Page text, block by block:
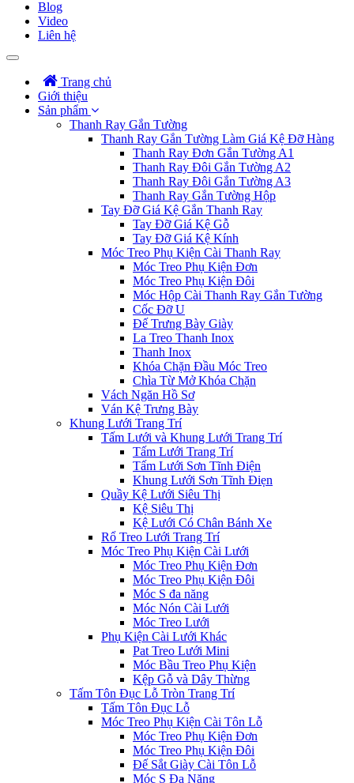
Blog
Video
Liên hệ
Trang chủ
Giới thiệu
Sản phẩm
Thanh Ray Gắn Tường
Thanh Ray Gắn Tường Làm Giá Kệ Đỡ Hàng
Thanh Ray Đơn Gắn Tường A1
Thanh Ray Đôi Gắn Tường A2
Thanh Ray Đôi Gắn Tường A3
Thanh Ray Gắn Tường Hộp
Tay Đỡ Giá Kệ Gắn Thanh Ray
Tay Đỡ Giá Kệ Gỗ
Tay Đỡ Giá Kệ Kính
Móc Treo Phụ Kiện Cài Thanh Ray
Móc Treo Phụ Kiện Đơn
Móc Treo Phụ Kiện Đôi
Móc Hộp Cài Thanh Ray Gắn Tường
Cốc Đỡ U
Đế Trưng Bày Giày
La Treo Thanh Inox
Thanh Inox
Khóa Chặn Đầu Móc Treo
Chìa Từ Mở Khóa Chặn
Vách Ngăn Hồ Sơ
Ván Kệ Trưng Bày
Khung Lưới Trang Trí
Tấm Lưới và Khung Lưới Trang Trí
Tấm Lưới Trang Trí
Tấm Lưới Sơn Tĩnh Điện
Khung Lưới Sơn Tĩnh Điẹn
Quầy Kệ Lưới Siêu Thị
Kệ Siêu Thị
Kệ Lưới Có Chân Bánh Xe
Rổ Treo Lưới Trang Trí
Móc Treo Phụ Kiện Cài Lưới
Móc Treo Phụ Kiện Đơn
Móc Treo Phụ Kiện Đôi
Móc S đa năng
Móc Nón Cài Lưới
Móc Treo Lưới
Phụ Kiện Cài Lưới Khác
Pat Treo Lưới Mini
Móc Bầu Treo Phụ Kiện
Kệp Gỗ và Dây Thừng
Tấm Tôn Đục Lỗ Tròn Trang Trí
Tấm Tôn Đục Lỗ
Móc Treo Phụ Kiện Cài Tôn Lỗ
Móc Treo Phụ Kiện Đơn
Móc Treo Phụ Kiện Đôi
Đế Sắt Giày Cài Tôn Lỗ
Móc S Đa Năng